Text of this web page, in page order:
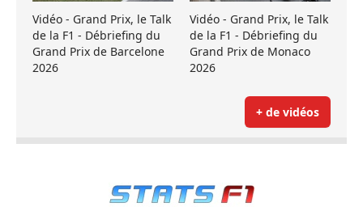
Vidéo - Grand Prix, le Talk
de la F1 - Débriefing du
Grand Prix de Barcelone
2026
Vidéo - Grand Prix, le Talk
de la F1 - Débriefing du
Grand Prix de Monaco
2026
+ de vidéos